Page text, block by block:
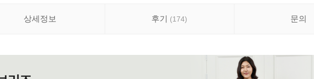
상세정보 후기 (174) 문의